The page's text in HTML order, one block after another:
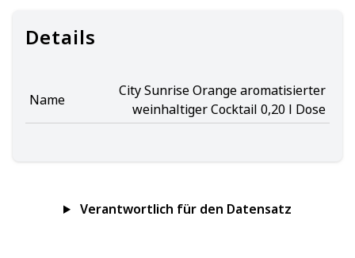
Details
Name
City Sunrise Orange aromatisierter
weinhaltiger Cocktail 0,20 l Dose
Verantwortlich für den Datensatz